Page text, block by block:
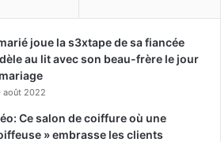
joue la s3xtape de sa fiancée
au lit avec son beau-frère le jour
août 2022
Ce salon de coiffure où une
» embrasse les clients